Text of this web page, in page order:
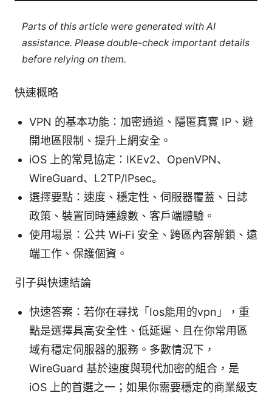
Parts of this article were generated with AI
assistance. Please double-check important details
before relying on them.
快速概略
VPN 的基本功能：加密通道、隱匿真實 IP、避
開地區限制、提升上網安全。
iOS 上的常見協定：IKEv2、OpenVPN、
WireGuard、L2TP/IPsec。
選擇要點：速度、穩定性、伺服器覆蓋、日誌
政策、裝置同時連線數、客戶端體驗。
使用場景：公共 Wi‑Fi 安全、跨區內容解鎖、遠
端工作、保護個資。
引子與快速結論
快速答案：若你在尋找「Ios能用的vpn」，重
點是選擇具高安全性、低延遲、且在你常用區
域有穩定伺服器的服務。多數情況下，
WireGuard 基於速度與現代加密的組合，是
iOS 上的首選之一；如果你需要穩定的商業級支